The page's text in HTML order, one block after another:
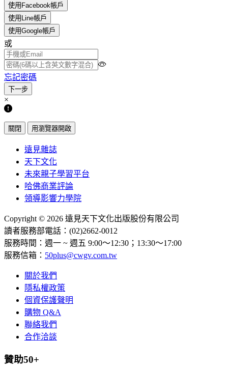
使用Facebook帳戶
使用Line帳戶
使用Google帳戶
或
忘記密碼
×
關閉 用瀏覽器開啟
遠見雜誌
天下文化
未來親子學習平台
哈佛商業評論
領導影響力學院
Copyright © 2026 遠見天下文化出版股份有限公司
讀者服務部電話：(02)2662-0012
服務時間：週一 ~ 週五 9:00～12:30；13:30～17:00
服務信箱： 50plus@cwgv.com.tw
關於我們
隱私權政策
個資保護聲明
購物 Q&A
聯絡我們
合作洽談
贊助50+